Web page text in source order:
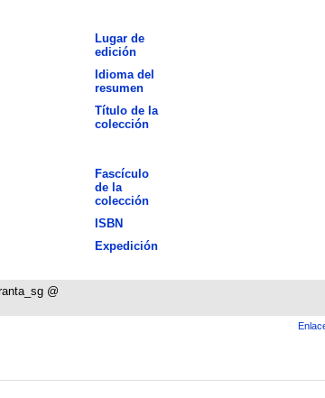
Lugar de
edición
Idioma del
resumen
Título de la
colección
Fascículo
de la
colección
ISBN
Expedición
@